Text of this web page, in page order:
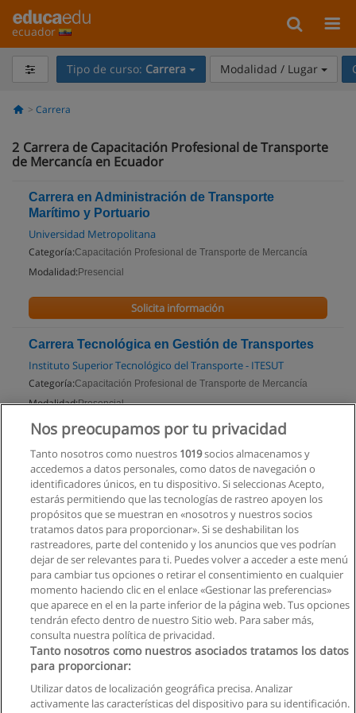
ecuador
Tipo de curso: Carrera Modalidad / Lugar
Carrera
2 Carrera de Capacitación Profesional de Transporte
de Mercancía en Ecuador
Carrera en Administración de Transporte
Marítimo y Portuario
Universidad Metropolitana
Categoría:Capacitación Profesional de Transporte de Mercancía
Modalidad: Presencial
Solicita información
Carrera Tecnológica en Gestión de Transportes
Instituto Superior Tecnológico del Transporte - ITESUT
Categoría:Capacitación Profesional de Transporte de Mercancía
Modalidad:Presencial
Solicita información
Nos preocupamos por tu privacidad
Tanto nosotros como nuestros 1019socios almacenamos y
accedemos a datos personales, como datos de navegación o
identificadores únicos, en tu dispositivo. Si seleccionas Acepto,
estarás permitiendo que las tecnologías de rastreo apoyen los
propósitos que se muestran en «nosotros y nuestros socios
tratamos datos para proporcionar». Si se deshabilitan los
rastreadores, parte del contenido y los anuncios que ves podrían
dejar de ser relevantes para ti. Puedes volver a acceder a este menú
para cambiar tus opciones o retirar el consentimiento en cualquier
momento haciendo clic en el enlace «Gestionar las preferencias»
que aparece en el en la parte inferior de la página web. Tus opciones
tendrán efecto dentro de nuestro Sitio web. Para saber más,
consulta nuestra política de privacidad.
Tanto nosotros como nuestros asociados tratamos los datos
para proporcionar:
Utilizar datos de localización geográfica precisa. Analizar
activamente las características del dispositivo para su identificación.